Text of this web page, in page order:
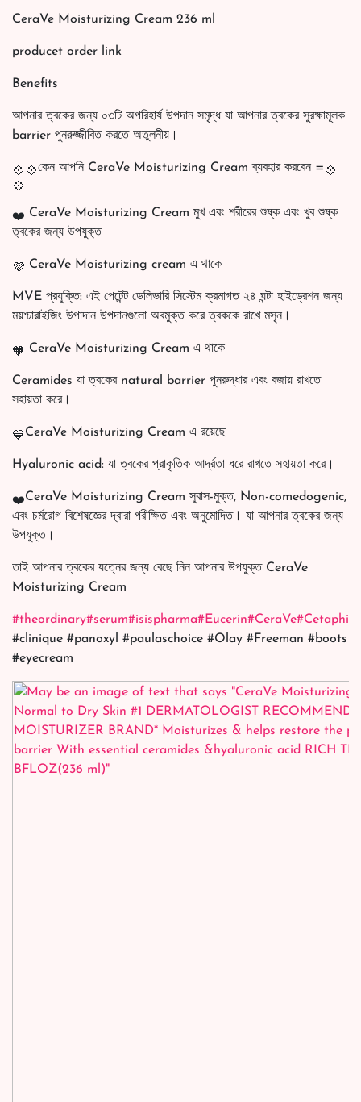
CeraVe Moisturizing Cream 236 ml
producet order link
Benefits
আপনার ত্বকের জন্য ০৩টি অপরিহার্য উপদান সমৃদ্ধ যা আপনার ত্বকের সুরক্ষামূলক
barrier পুনরুজ্জীবিত করতে অতুলনীয়।
কেন আপনি CeraVe Moisturizing Cream ব্যবহার করবেন =
CeraVe Moisturizing Cream মুখ এবং শরীরের শুষ্ক এবং খুব শুষ্ক
ত্বকের জন্য উপযুক্ত
CeraVe Moisturizing cream এ থাকে
MVE প্রযুক্তি: এই পেটেন্ট ডেলিভারি সিস্টেম ক্রমাগত ২৪ ঘন্টা হাইড্রেশন জন্য
ময়শ্চারাইজিং উপাদান উপদানগুলো অবমুক্ত করে ত্বককে রাখে মসৃন।
CeraVe Moisturizing Cream এ থাকে
Ceramides যা ত্বকের natural barrier পুনরুদ্ধার এবং বজায় রাখতে
সহায়তা করে।
CeraVe Moisturizing Cream এ রয়েছে
Hyaluronic acid: যা ত্বকের প্রাকৃতিক আর্দ্রতা ধরে রাখতে সহায়তা করে।
CeraVe Moisturizing Cream সুবাস-মুক্ত, Non-comedogenic,
এবং চর্মরোগ বিশেষজ্ঞের দ্বারা পরীক্ষিত এবং অনুমোদিত। যা আপনার ত্বকের জন্য
উপযুক্ত।
তাই আপনার ত্বকের যত্নের জন্য বেছে নিন আপনার উপযুক্ত CeraVe
Moisturizing Cream
#theordinary#serum#isispharma#Eucerin#CeraVe#Cetaphil
#clinique #panoxyl #paulaschoice #Olay #Freeman #boots
#eyecream